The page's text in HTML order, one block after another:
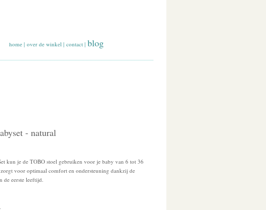
home | over de winkel | contact | blog
- natural
kun je de TOBO stoel gebruiken voor je baby van 6 tot 36
voor optimaal comfort en ondersteuning dankzij de
de eerste leeftijd.